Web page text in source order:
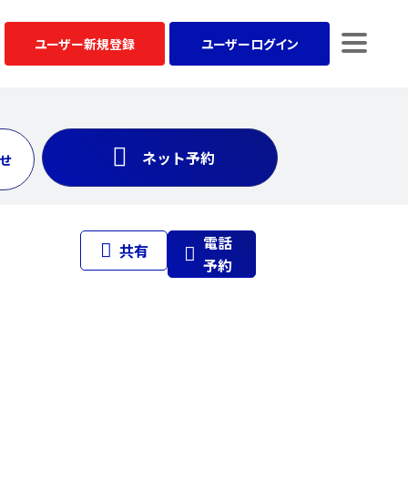
ユーザー新規登録 ユーザーログイン
ネット予約
共有
電話
予約